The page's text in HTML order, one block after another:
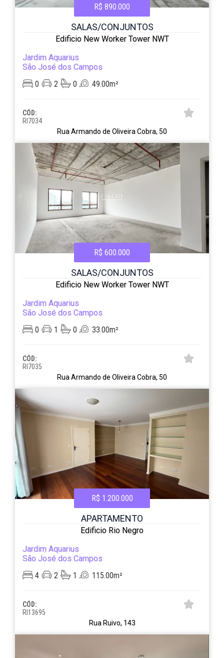
R$ 890.000
SALAS/CONJUNTOS
Edificio New Worker Tower NWT
Jardim Aquarius
São José dos Campos
0
2 0 49.00m²
CÓD:
RI7034
Rua Armando de Oliveira Cobra, 50
R$ 600.000
SALAS/CONJUNTOS
Edificio New Worker Tower NWT
Jardim Aquarius
São José dos Campos
0
1 0 33.00m²
CÓD:
RI7035
Rua Armando de Oliveira Cobra, 50
R$ 1.200.000
APARTAMENTO
Edificio Rio Negro
Jardim Aquarius
São José dos Campos
4
2 1 115.00m²
CÓD:
RI13695
Rua Ruivo, 143